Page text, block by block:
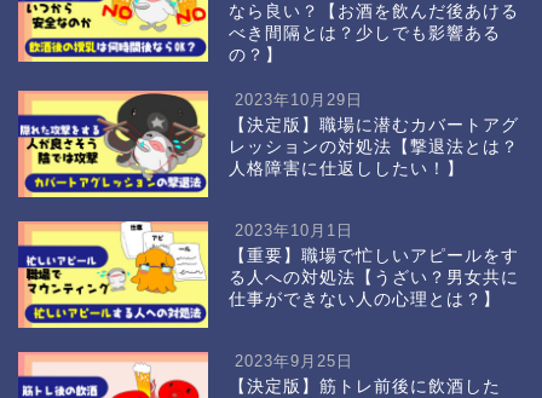
なら良い？【お酒を飲んだ後あける
べき間隔とは？少しでも影響ある
の？】
2023年10月29日
【決定版】職場に潜むカバートアグ
レッションの対処法【撃退法とは？
人格障害に仕返ししたい！】
2023年10月1日
【重要】職場で忙しいアピールをす
る人への対処法【うざい？男女共に
仕事ができない人の心理とは？】
2023年9月25日
【決定版】筋トレ前後に飲酒した